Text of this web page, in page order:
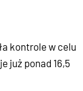
kontrole w celu
już ponad 16,5